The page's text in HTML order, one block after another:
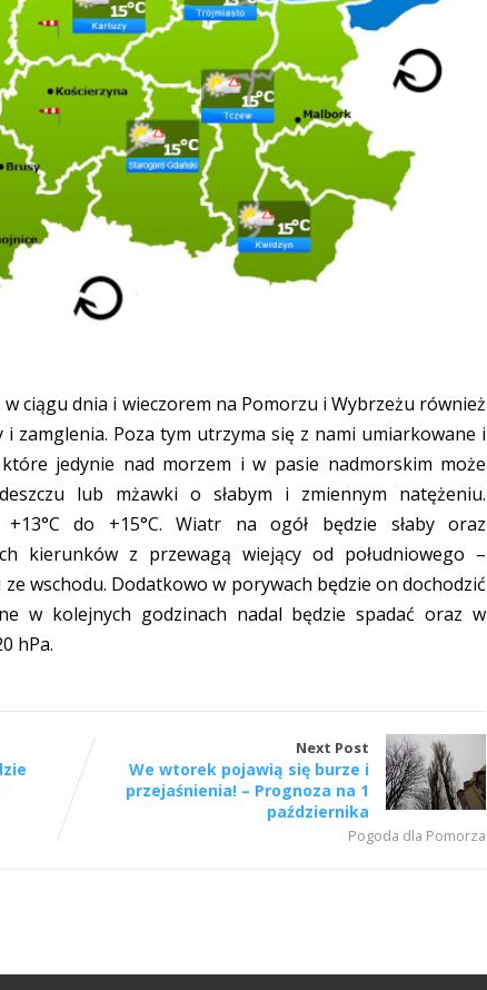
ciągu dnia i wieczorem na Pomorzu i Wybrzeżu również
zamglenia. Poza tym utrzyma się z nami umiarkowane i
jedynie nad morzem i w pasie nadmorskim może
lub mżawki o słabym i zmiennym natężeniu.
do +15°C. Wiatr na ogół będzie słaby oraz
kierunków z przewagą wiejący od południowego –
wschodu. Dodatkowo w porywach będzie on dochodzić
w kolejnych godzinach nadal będzie spadać oraz w
hPa.
Next Post
We wtorek pojawią się burze i
przejaśnienia! – Prognoza na 1
października
Pogoda dla Pomorza